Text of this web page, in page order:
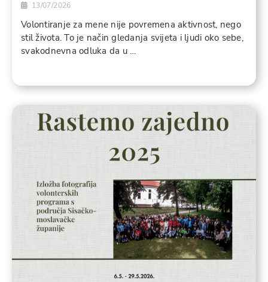
13/07/2026
Volontiranje za mene nije povremena aktivnost, nego
stil života. To je način gledanja svijeta i ljudi oko sebe,
svakodnevna odluka da u …